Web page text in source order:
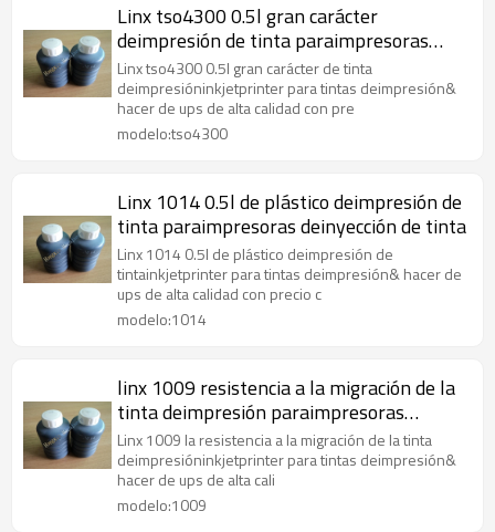
Linx tso4300 0.5l gran carácter
deimpresión de tinta paraimpresoras
deinyección de tinta
Linx tso4300 0.5l gran carácter de tinta
deimpresióninkjetprinter para tintas deimpresión&
hacer de ups de alta calidad con pre
modelo:tso4300
Linx 1014 0.5l de plástico deimpresión de
tinta paraimpresoras deinyección de tinta
Linx 1014 0.5l de plástico deimpresión de
tintainkjetprinter para tintas deimpresión& hacer de
ups de alta calidad con precio c
modelo:1014
linx 1009 resistencia a la migración de la
tinta deimpresión paraimpresoras
deinyección de tinta
Linx 1009 la resistencia a la migración de la tinta
deimpresióninkjetprinter para tintas deimpresión&
hacer de ups de alta cali
modelo:1009